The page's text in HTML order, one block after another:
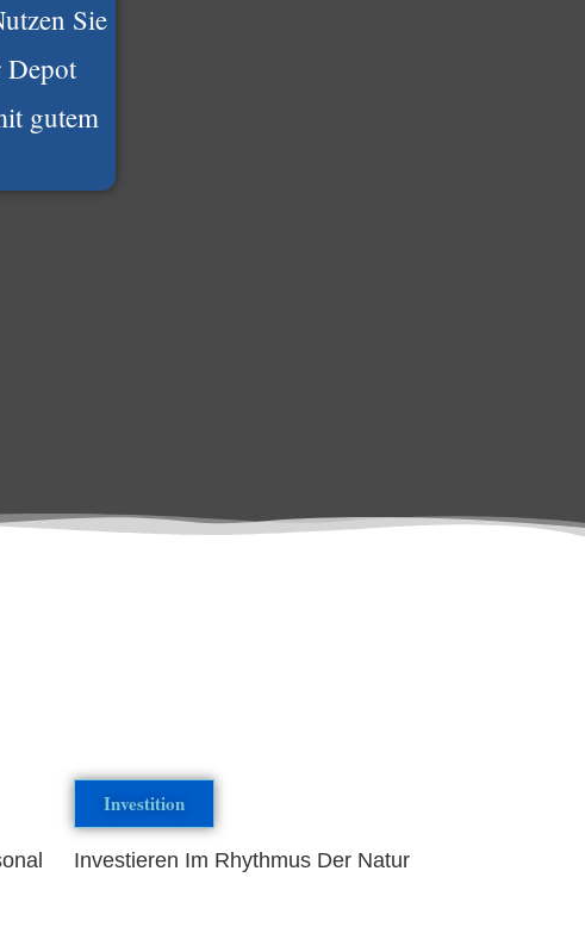
Sie
Depot
gutem
Investition
Investieren Im Rhythmus Der Natur